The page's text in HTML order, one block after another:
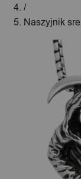
/
Naszyjnik